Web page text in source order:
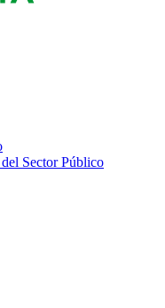
Sector Público